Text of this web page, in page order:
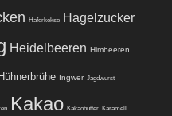
Haferkekse Hagelzucker
Heidelbeeren Himbeeren
Hühnerbrühe Ingwer Jagdwurst
Kakao Kakaobutter Karamell